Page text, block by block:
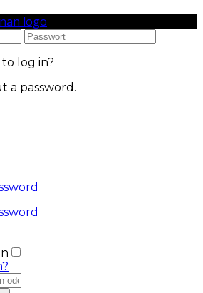
log in?
a password.